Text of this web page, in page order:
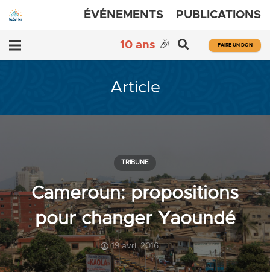
ÉVÉNEMENTS PUBLICATIONS
10 ans 🎉 FAIRE UN DON
Article
Cameroun: propositions
pour changer Yaoundé
19 avril 2016
TRIBUNE